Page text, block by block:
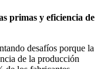
primas y eficiencia de
desafíos porque la
de la producción